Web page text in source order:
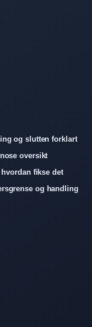
og slutten forklart
oversikt
fikse det
og handling